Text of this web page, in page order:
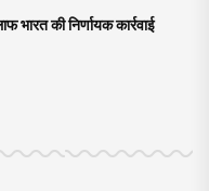
की निर्णायक कार्रवाई